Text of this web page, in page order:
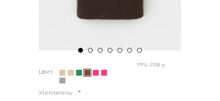
Цвет:
Утеплитель:
"
РРЦ: 2399 р.